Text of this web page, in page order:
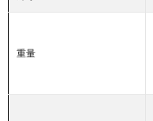
重量